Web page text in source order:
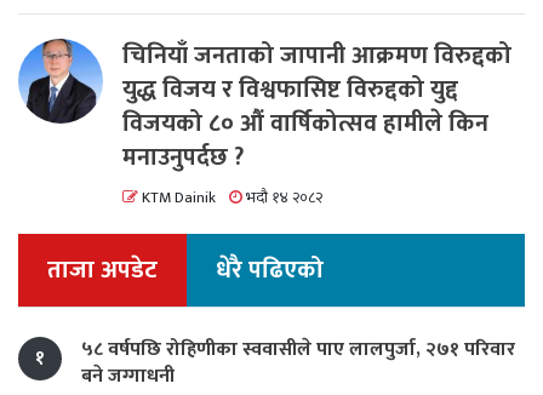
चिनियाँ जनताको जापानी आक्रमण विरुद्दको
युद्ध विजय र विश्वफासिष्ट विरुद्दको युद्द
विजयको ८० औं वार्षिकोत्सव हामीले किन
मनाउनुपर्दछ ?
KTM Dainik भदौ १४ २०८२
ताजा अपडेट धेरै पढिएको
१
५८ वर्षपछि रोहिणीका स्ववासीले पाए लालपुर्जा, २७१ परिवार
बने जग्गाधनी